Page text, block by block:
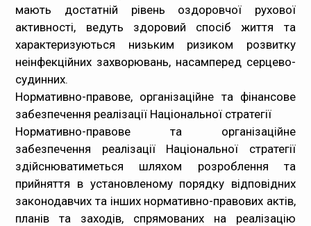
мають достатній рівень оздоровчої рухової
активності, ведуть здоровий спосіб життя та
характеризуються низьким ризиком розвитку
неінфекційних захворювань, насамперед серцево-
судинних.
Нормативно-правове, організаційне та фінансове
забезпечення реалізації Національної стратегії
Нормативно-правове та організаційне
забезпечення реалізації Національної стратегії
здійснюватиметься шляхом розроблення та
прийняття в установленому порядку відповідних
законодавчих та інших нормативно-правових актів,
планів та заходів, спрямованих на реалізацію